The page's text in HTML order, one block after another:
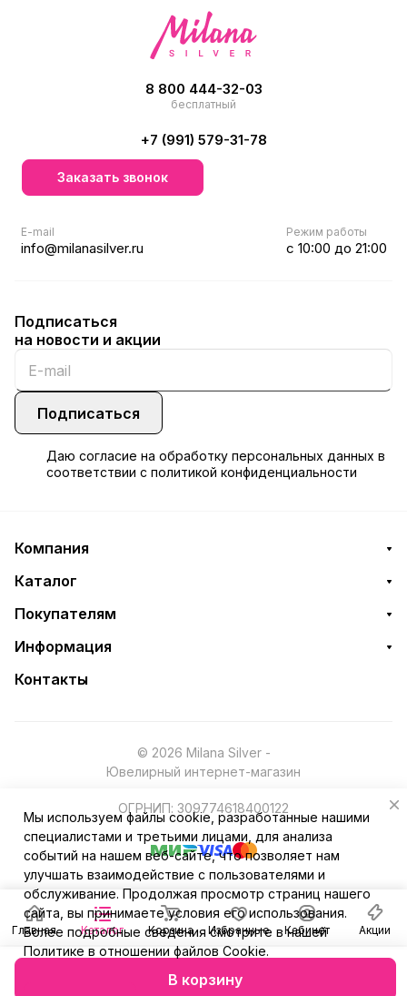
В корзину
Главная Каталог Корзина Избранные Кабинет Акции
8 800 444-32-03
бесплатный
+7 (991) 579-31-78
Заказать звонок
E-mail
info@milanasilver.ru
Режим работы
с 10:00 до 21:00
Подписаться
на новости и акции
Подписаться
Даю согласие на обработку персональных данных в
соответствии с политикой конфиденциальности
Компания
Каталог
Покупателям
Информация
Контакты
© 2026 Milana Silver -
Ювелирный интернет-магазин
ОГРНИП: 309774618400122
Мы используем файлы cookie, разработанные нашими
специалистами и третьими лицами, для анализа
событий на нашем веб-сайте, что позволяет нам
улучшать взаимодействие с пользователями и
обслуживание. Продолжая просмотр страниц нашего
сайта, вы принимаете условия его использования.
Более подробные сведения смотрите в нашей
Политике в отношении файлов Cookie.